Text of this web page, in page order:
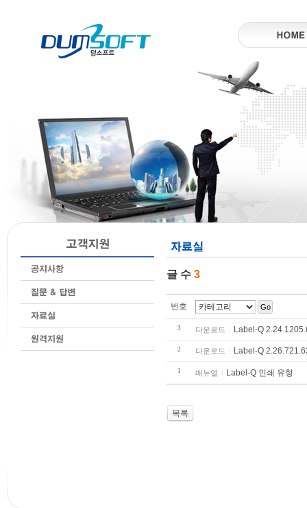
글 수 3
번호 Go
3 다운로드 Label-Q
2 다운로드 Label-Q
1 매뉴얼 Label-Q 인쇄 유형
목록